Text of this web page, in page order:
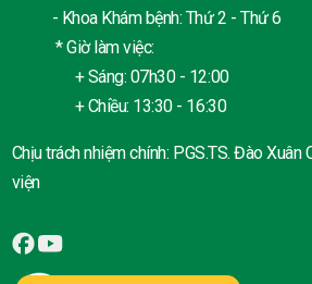
- Khoa Khám bệnh: Thứ 2 - Thứ 6
* Giờ làm việc:
+ Sáng: 07h30 - 12:00
+ Chiều: 13:30 - 16:30
Chịu trách nhiệm chính: PGS.TS. Đào Xuân
viện